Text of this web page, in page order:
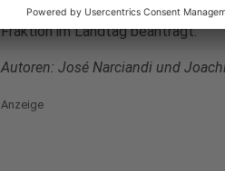
Nach Angaben der
Fraktion im Landtag beantragt.
Autoren: José Narciandi und
Anzeige